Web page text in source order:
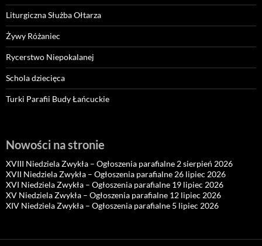
Liturgiczna Służba Ołtarza
Żywy Różaniec
Rycerstwo Niepokalanej
Schola dziecięca
Turki Parafii Budy Łańcuckie
Nowości na stronie
XVIII Niedziela Zwykła – Ogłoszenia parafialne 2 sierpień 2026
XVII Niedziela Zwykła – Ogłoszenia parafialne 26 lipiec 2026
XVI Niedziela Zwykła – Ogłoszenia parafialne 19 lipiec 2026
XV Niedziela Zwykła – Ogłoszenia parafialne 12 lipiec 2026
XIV Niedziela Zwykła – Ogłoszenia parafialne 5 lipiec 2026